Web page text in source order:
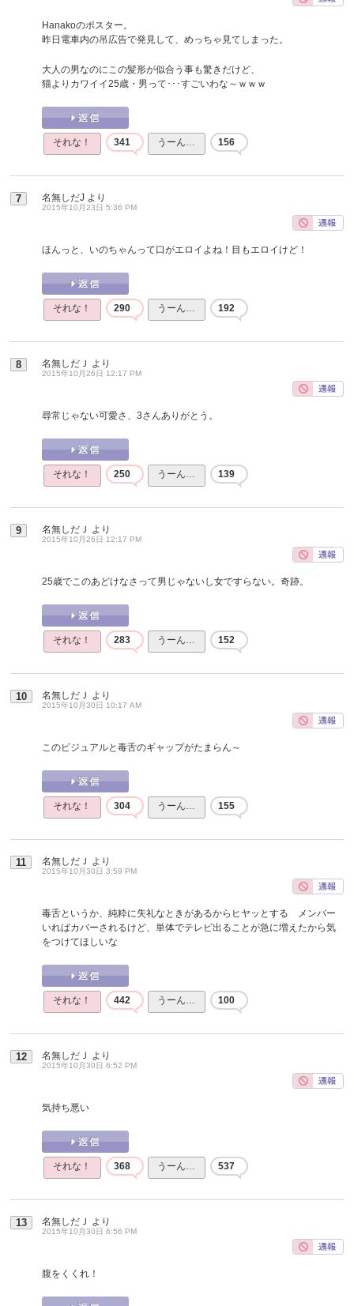
Hanakoのポスター。
昨日電車内の吊広告で発見して、めっちゃ見てしまった。
大人の男なのにこの髪形が似合う事も驚きだけど、
猫よりカワイイ25歳・男って･･･すごいわな～ｗｗｗ
それな！ 341 うーん… 156
7 名無しだJ より
2015年10月23日 5:36 PM
ほんっと、いのちゃんって口がエロイよね！目もエロイけど！
それな！ 290 うーん… 192
8 名無しだＪ より
2015年10月26日 12:17 PM
尋常じゃない可愛さ、3さんありがとう。
それな！ 250 うーん… 139
9 名無しだＪ より
2015年10月26日 12:17 PM
25歳でこのあどけなさって男じゃないし女ですらない。奇跡。
それな！ 283 うーん… 152
10 名無しだＪ より
2015年10月30日 10:17 AM
このビジュアルと毒舌のギャップがたまらん～
それな！ 304 うーん… 155
11 名無しだＪ より
2015年10月30日 3:59 PM
毒舌というか、純粋に失礼なときがあるからヒヤッとする メンバー
いればカバーされるけど、単体でテレビ出ることが急に増えたから気
をつけてほしいな
それな！ 442 うーん… 100
12 名無しだＪ より
2015年10月30日 6:52 PM
気持ち悪い
それな！ 368 うーん… 537
13 名無しだＪ より
2015年10月30日 6:56 PM
腹をくくれ！